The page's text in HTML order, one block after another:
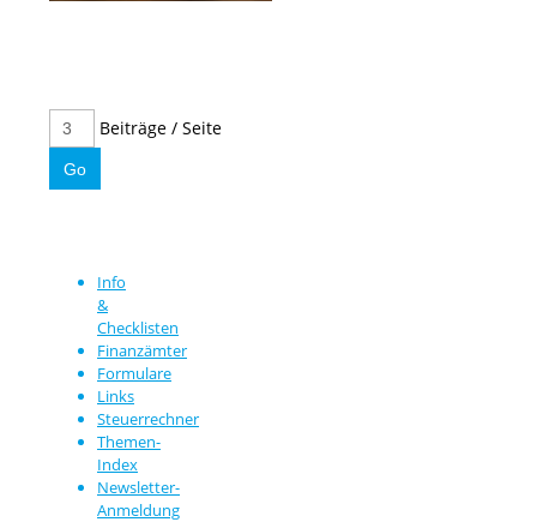
Beiträge / Seite
Info
&
Checklisten
Finanzämter
Formulare
Links
Steuerrechner
Themen-
Index
Newsletter-
Anmeldung